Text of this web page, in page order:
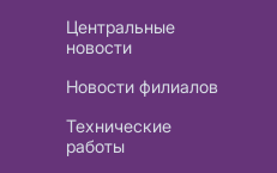
Центральные
новости
Новости филиалов
Технические
работы